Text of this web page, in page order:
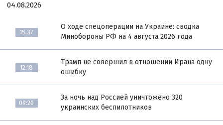
04.08.2026
15:37
О ходе спецоперации на Украине: сводка
Минобороны РФ на 4 августа 2026 года
12:18
Трамп не совершил в отношении Ирана одну
ошибку
09:20
За ночь над Россией уничтожено 320
украинских беспилотников